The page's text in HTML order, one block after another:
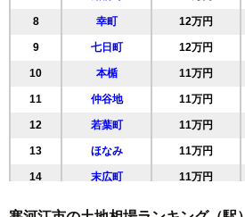
8 幸町 12万円
9 七日町 12万円
10 本楯 11万円
11 仲谷地 11万円
12 若葉町 11万円
13 ほなみ 11万円
14 末広町 11万円